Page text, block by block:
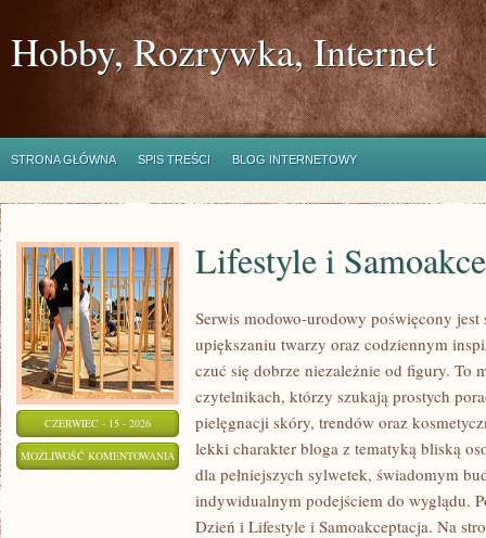
Hobby, Rozrywka, Internet
STRONA GŁÓWNA SPIS TREŚCI BLOG INTERNETOWY
CZERWIEC - 15 - 2026
MOŻLIWOŚĆ KOMENTOWANIA LIFESTYLE
SAMOAKCEPTACJA
Lifestyle i
Serwis modowo-urodowy poświęcony
upiększaniu twarzy oraz codziennym
czuć się dobrze niezależnie od figury. To
czytelnikach, którzy szukają prostych
pielęgnacji skóry, trendów oraz
lekki charakter bloga z tematyką bliską
dla pełniejszych sylwetek, świadomym
indywidualnym podejściem do wyglądu.
Dzień i Lifestyle i Samoakceptacja. Na